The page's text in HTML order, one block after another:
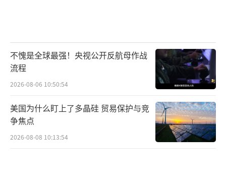
不愧是全球最强！央视公开反航母作战
流程
2026-08-06 10:50:54
美国为什么盯上了多晶硅 贸易保护与竞
争焦点
2026-08-08 10:13:54